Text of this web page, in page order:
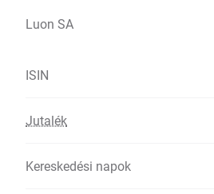
Luon SA
ISIN
Jutalék
Kereskedési napok